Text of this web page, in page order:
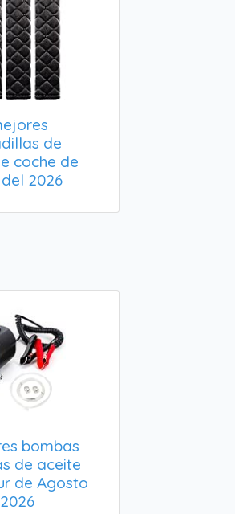
de
coche de
2026
bombas
de aceite
de Agosto